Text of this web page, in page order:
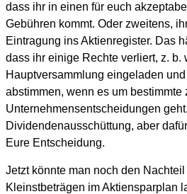
dass ihr in einen für euch
Gebühren kommt. Oder zweitens,
Eintragung ins Aktienregister. Das
dass ihr einige Rechte verliert, z. b.
Hauptversammlung eingeladen
abstimmen, wenn es um
Unternehmensentscheidungen
Dividendenausschüttung, aber
Eure Entscheidung.
Jetzt könnte man noch den
Kleinstbeträgen im Aktiensparplan